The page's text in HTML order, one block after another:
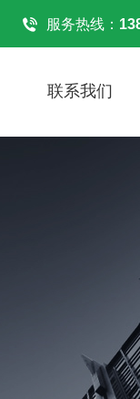
服务热线：
联系我们